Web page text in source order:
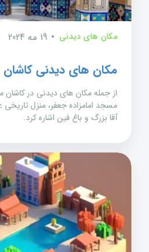
مکان های دیدنی 19 مه 2024
مکان های دیدنی کاشان
از جمله مکان های دیدنی در کاشان
مسجد امامزاده جعفر، منزل تاریخی
آقا بزرگ و باغ فین اشاره کرد.